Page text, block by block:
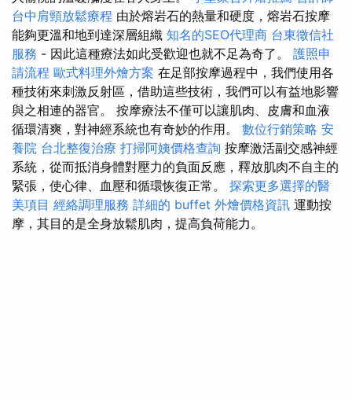
台中肩頸放鬆療程 由於熔岩石的熱量和硬度，熔岩石按摩
能夠更溫和地到達深層組織 知名的SEO代理商 台東徵信社
服務 - 因此這種療法如此受歡迎也就不足為奇了。 護照申
請流程 歐式料理外燴方案 在足部按摩過程中，我們使用各
種技術來刺激反射區，借助這些技術，我們可以有益地影響
與之相連的器官。 按摩療法不僅可以讓肌肉、皮膚和血液
循環清爽，對神經系統也有奇妙的作用。 數位行銷策略 安
養院 台北整復治療 打掃阿姨價格查詢 按摩激活副交感神經
系統，從而抵消身體對壓力的負面反應，釋放肌肉不自主的
緊張，使心律、血壓和循環恢復正常。 探索更多選擇的醫
美項目 經絡調理服務 詳細的 buffet 外燴價格資訊 運動按
摩，其目的是全身放鬆肌肉，提高負荷能力。